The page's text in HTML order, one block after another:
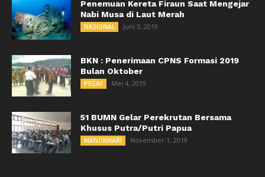
Penemuan Kereta Firaun Saat Mengejar
Nabi Musa di Laut Merah
NASIONAL Juni 3, 2019
BKN : Penerimaan CPNS Formasi 2019
Bulan Oktober
PEGAF Mei 4, 2019
51 BUMN Gelar Perekrutan Bersama
Khusus Putra/Putri Papua
MANOKWARI November 1, 2019